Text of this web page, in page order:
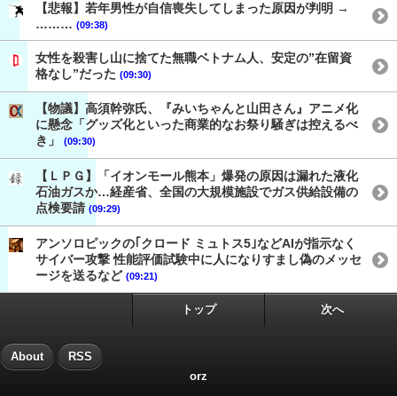
【悲報】若年男性が自信喪失してしまった原因が判明 →
……… (09:38)
女性を殺害し山に捨てた無職ベトナム人、安定の”在留資
格なし”だった (09:30)
【物議】高須幹弥氏、『みいちゃんと山田さん』アニメ化
に懸念「グッズ化といった商業的なお祭り騒ぎは控えるべ
き」
(09:30)
【ＬＰＧ】「イオンモール熊本」爆発の原因は漏れた液化
石油ガスか…経産省、全国の大規模施設でガス供給設備の
点検要請 (09:29)
アンソロピックの｢クロード ミュトス5｣などAIが指示なく
サイバー攻撃 性能評価試験中に人になりすまし偽のメッセ
ージを送るなど (09:21)
トップ 次へ
About RSS
orz